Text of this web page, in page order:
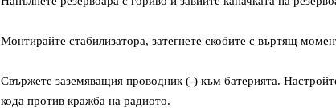
Монтирайте стабилизатора, затегнете скобите с въртящ
Свържете заземяващия проводник (-) към батерията.
кода против кражба на радиото.